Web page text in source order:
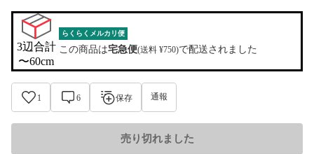
3辺合計
〜60cm
らくらくメルカリ便
この商品は宅急便(送料 ¥750)で配送されました
1 6 保存 通報
売り切れました